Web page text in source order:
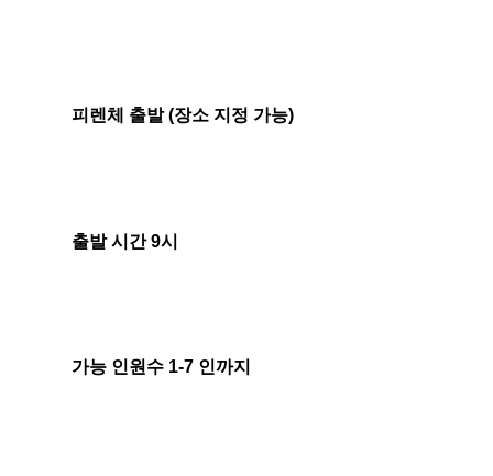
피렌체 출발 (장소 지정 가능)
출발 시간 9시
가능 인원수 1-7 인까지